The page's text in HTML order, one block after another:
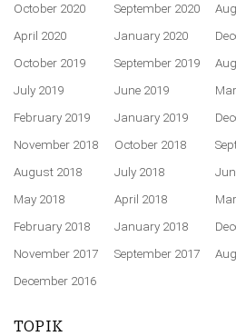
October 2020
September 2020
April 2020
January 2020
October 2019
September 2019
July 2019
June 2019
February 2019
January 2019
November 2018
October 2018
August 2018
July 2018
May 2018
April 2018
February 2018
January 2018
November 2017
September 2017
December 2016
TOPIK